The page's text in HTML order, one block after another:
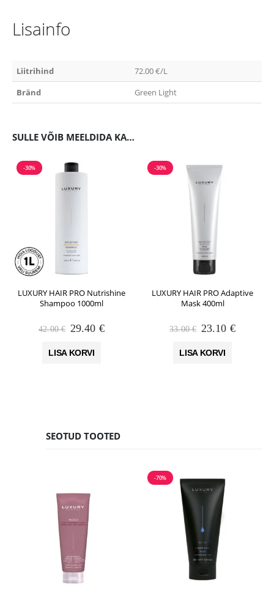
Lisainfo
Liitrihind
72.00 €/L
Bränd
Green Light
SULLE VÕIB MEELDIDA KA…
-30%
LUXURY HAIR PRO Nutrishine
Shampoo 1000ml
42.00€ Algne
oli:
29.40 €Praegune
LISA KORVI
-30%
LUXURY HAIR PRO Adaptive
Mask 400ml
33.00€ Algne
oli:
23.10 €
LISA KORVI
SEOTUD TOOTED
-70%